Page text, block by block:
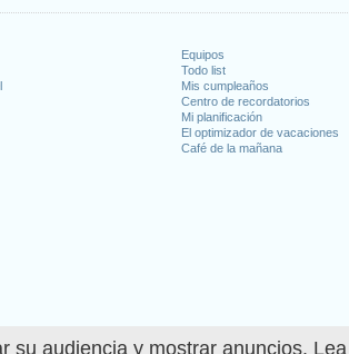
audiencia y mostrar anuncios.
Equipos
Todo list
Mis cumpleaños
Centro de recordatorios
Mi planificación
El optimizador de vacaciones
Café de la mañana